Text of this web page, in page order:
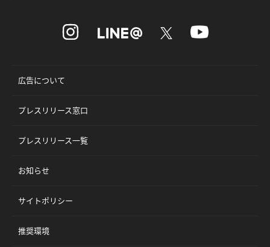
広告について
プレスリリース窓口
プレスリリース一覧
お知らせ
サイトポリシー
推奨環境